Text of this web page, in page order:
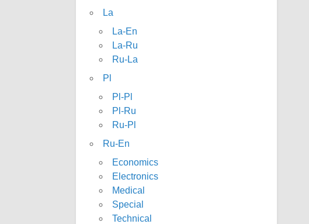
La
La-En
La-Ru
Ru-La
Pl
Pl-Pl
Pl-Ru
Ru-Pl
Ru-En
Economics
Electronics
Medical
Special
Technical